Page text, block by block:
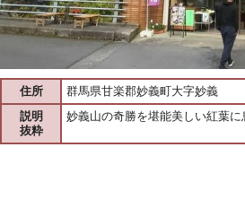
住所
群馬県甘楽郡妙義町大字妙義
説明
抜粋
妙義山の奇勝を堪能美しい紅葉に